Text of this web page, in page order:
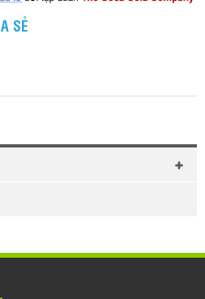
SẺ
có thể sử dụng được phần